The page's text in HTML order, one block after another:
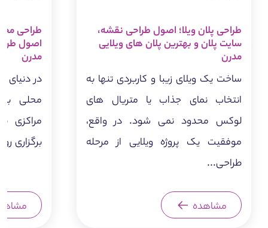
طراحی پلان ویلا؛ اصول طراحی نقشه،
سایت پلان و بهترین پلان های ویلایی
مدرن
ساخت یک ویلای زیبا و کاربردی تنها به
انتخاب نمای جذاب یا متریال های
لوکس محدود نمی شود. در واقع،
موفقیت یک پروژه ویلایی از مرحله
طراحی...
مشاهده
طراحی
اصول
مدرن
در دنیای
محلی
مراکزی
برگزاری